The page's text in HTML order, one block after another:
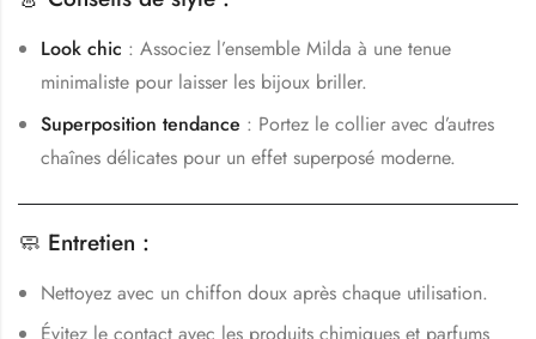
Look chic : Associez l’ensemble Milda à une tenue
minimaliste pour laisser les bijoux briller.
Superposition tendance : Portez le collier avec d’autres
chaînes délicates pour un effet superposé moderne.
🧼 Entretien :
Nettoyez avec un chiffon doux après chaque utilisation.